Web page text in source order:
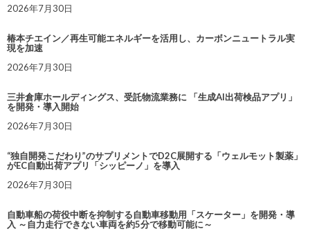
2026年7月30日
椿本チエイン／再生可能エネルギーを活用し、カーボンニュートラル実
現を加速
2026年7月30日
三井倉庫ホールディングス、受託物流業務に 「生成AI出荷検品アプリ」
を開発・導入開始
2026年7月30日
“独自開発こだわり”のサプリメントでD2C展開する「ウェルモット製薬」
がEC自動出荷アプリ「シッピーノ」を導入
2026年7月30日
自動車船の荷役中断を抑制する自動車移動用「スケーター」を開発・導
入 ～自力走行できない車両を約5分で移動可能に～